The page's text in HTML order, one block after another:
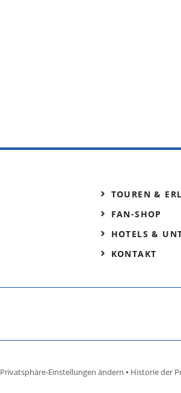
TOUREN &
FAN-SHOP
HOTELS &
KONTAKT
Privatsphäre-Einstellungen ändern • Historie der